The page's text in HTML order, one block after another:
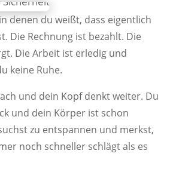
denen du weißt, dass eigentlich
Die Rechnung ist bezahlt. Die
Die Arbeit ist erledig und
keine Ruhe.
und dein Kopf denkt weiter. Du
und dein Körper ist schon
zu entspannen und merkst,
noch schneller schlägt als es